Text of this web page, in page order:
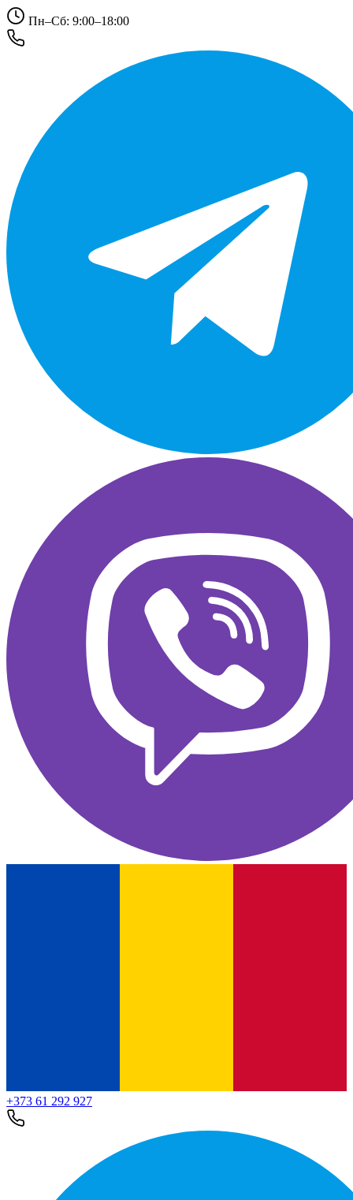
Пн–Сб: 9:00–18:00
+373 61 292 927